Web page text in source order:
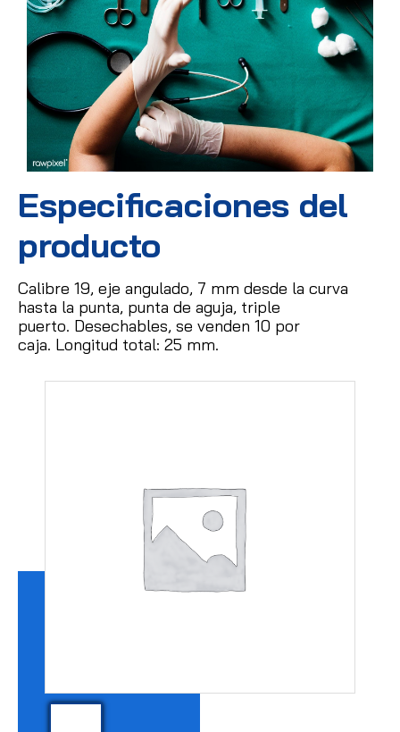
Especificaciones del
producto
Calibre 19, eje angulado, 7 mm desde la curva
hasta la punta, punta de aguja, triple
puerto. Desechables, se venden 10 por
caja. Longitud total: 25 mm.